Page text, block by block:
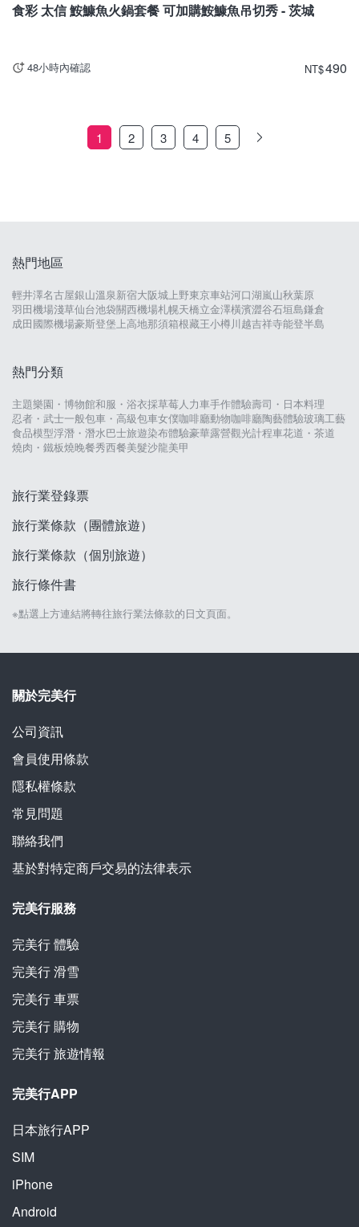
食彩 太信 鮟鱇魚火鍋套餐 可加購鮟鱇魚吊切秀 - 茨城
48小時內確認 NT$490
1 2 3 4 5
熱門地區
輕井澤名古屋銀山溫泉新宿大阪城 上野東京車站河口湖嵐山秋葉原
羽田機場淺草仙台池袋關西機場札幌天橋立金澤橫濱澀谷石垣島鎌倉
成田國際機場豪斯登堡 上高地那須箱根藏王小樽川越吉祥寺能登半島
熱門分類
主題樂園・博物館和服・浴衣採草莓人力車手作體驗壽司・日本料理
忍者・武士一般包車・高級包車女僕咖啡廳動物咖啡廳陶藝體驗玻璃工藝
食品模型浮潛・潛水巴士旅遊染布體驗豪華露營觀光計程車花道・茶道
燒肉・鐵板燒晚餐秀西餐美髮沙龍美甲
旅行業登錄票
旅行業條款（團體旅遊）
旅行業條款（個別旅遊）
旅行條件書
※點選上方連結將轉往旅行業法條款的日文頁面。
關於完美行
公司資訊
會員使用條款
隱私權條款
常見問題
聯絡我們
基於對特定商戶交易的法律表示
完美行服務
完美行體驗
完美行滑雪
完美行車票
完美行購物
完美行旅遊情報
完美行APP
日本旅行APP
SIM
iPhone
Android